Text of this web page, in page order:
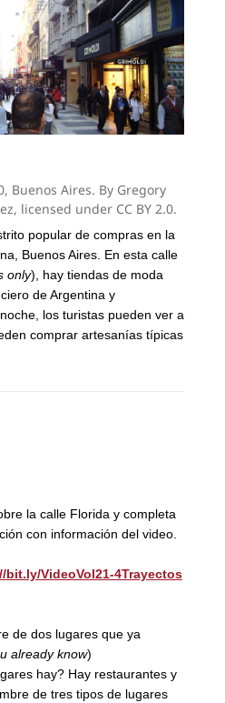
Buenos Aires. By Gregory
licensed under CC BY 2.0.
popular de compras en la
Buenos Aires. En esta calle
only), hay tiendas de moda
de Argentina y
los turistas pueden ver a
comprar artesanías típicas
la calle Florida y completa
con información del video.
bit.ly/VideoVol21-4Trayectos
de dos lugares que ya
already know)
hay? Hay restaurantes y
de tres tipos de lugares